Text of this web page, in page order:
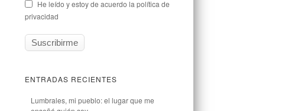
He leído y estoy de acuerdo la política de
privacidad
ENTRADAS RECIENTES
Lumbrales, mi pueblo: el lugar que me